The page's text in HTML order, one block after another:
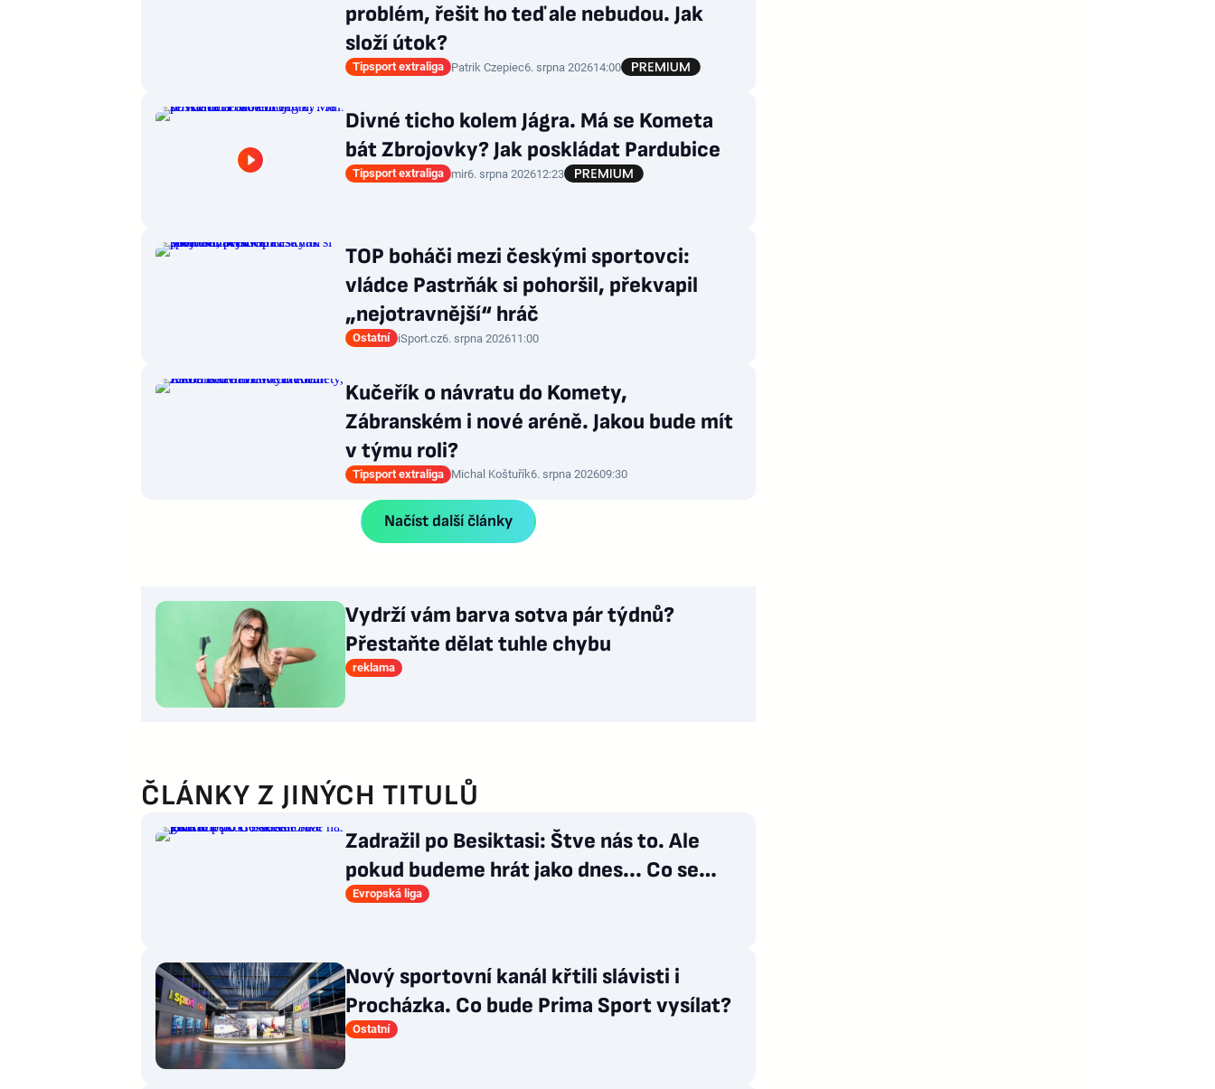
problém, řešit ho teď ale nebudou. Jak
složí útok?
Tipsport extraliga Patrik Czepiec6. srpna 202614:00
Divné ticho kolem Jágra. Má se Kometa
bát Zbrojovky? Jak poskládat Pardubice
Tipsport extraliga mir6. srpna 202612:23
TOP boháči mezi českými sportovci:
vládce Pastrňák si pohoršil, překvapil
„nejotravnější“ hráč
Ostatní iSport.cz6. srpna 202611:00
Kučeřík o návratu do Komety,
Zábranském i nové aréně. Jakou bude mít
v týmu roli?
Tipsport extraliga Michal Koštuřík6. srpna 202609:30
Načíst další články
Vydrží vám barva sotva pár týdnů?
Přestaňte dělat tuhle chybu
reklama
ČLÁNKY Z JINÝCH TITULŮ
Zadražil po Besiktasi: Štve nás to. Ale
pokud budeme hrát jako dnes... Co se
stalo u gólu?
Evropská liga
Nový sportovní kanál křtili slávisti i
Procházka. Co bude Prima Sport vysílat?
Ostatní